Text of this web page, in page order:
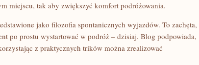
miejscu, tak aby zwiększyć komfort podróżowania.
jako filozofia spontanicznych wyjazdów. To zachęta,
po prostu wystartować w podróż – dzisiaj. Blog podpowiada,
z praktycznych trików można zrealizować